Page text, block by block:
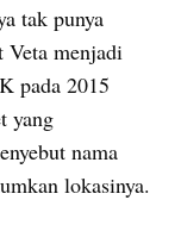
tak punya
Veta menjadi
pada 2015
yang
nama
lokasinya.